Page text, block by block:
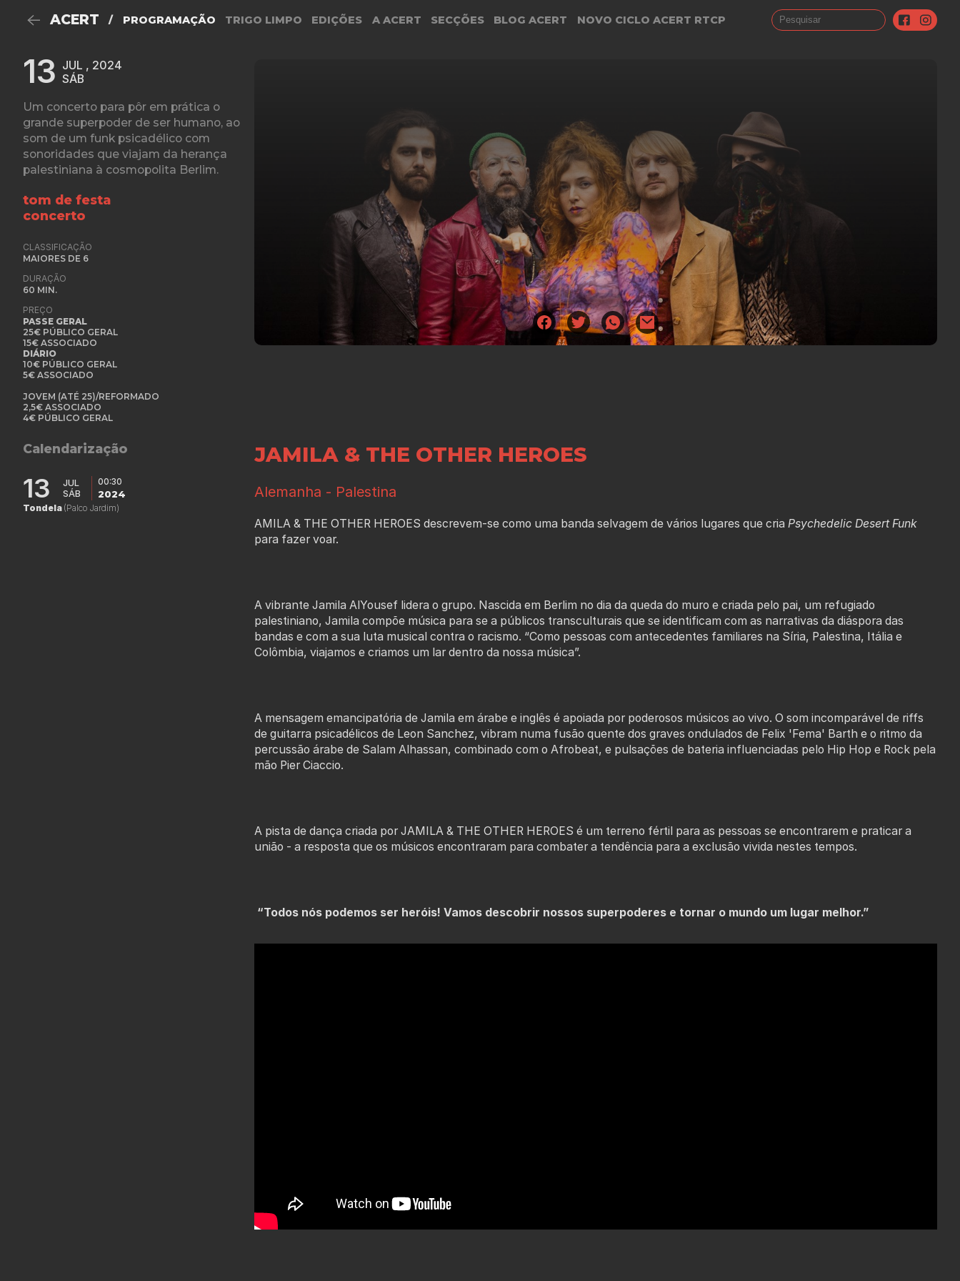
ACERT / PROGRAMAÇÃO TRIGO LIMPO EDIÇÕES A ACERT SECÇÕES BLOG ACERT NOVO CICLO ACERT RTCP
13 JUL , 2024
SÁB
Um concerto para pôr em prática o
grande superpoder de ser humano, ao
som de um funk psicadélico com
sonoridades que viajam da herança
palestiniana à cosmopolita Berlim.
tom de festa
concerto
CLASSIFICAÇÃO
MAIORES DE 6
DURAÇÃO
60 MIN.
PREÇO
PASSE GERAL
25€ PÚBLICO GERAL
15€ ASSOCIADO
DIÁRIO
10€ PÚBLICO GERAL
5€ ASSOCIADO
JOVEM (ATÉ 25)/REFORMADO
2,5€ ASSOCIADO
4€ PÚBLICO GERAL
Calendarização
13
JUL
SÁB
00:30
2024
Tondela (Palco Jardim)
JAMILA & THE OTHER HEROES
Alemanha - Palestina
AMILA & THE OTHER HEROES descrevem-se como uma banda selvagem de vários lugares que cria Psychedelic Desert Funk
para fazer voar.
A vibrante Jamila AlYousef lidera o grupo. Nascida em Berlim no dia da queda do muro e criada pelo pai, um refugiado
palestiniano, Jamila compõe música para se a públicos transculturais que se identificam com as narrativas da diáspora das
bandas e com a sua luta musical contra o racismo. “Como pessoas com antecedentes familiares na Síria, Palestina, Itália e
Colômbia, viajamos e criamos um lar dentro da nossa música”.
A mensagem emancipatória de Jamila em árabe e inglês é apoiada por poderosos músicos ao vivo. O som incomparável de riffs
de guitarra psicadélicos de Leon Sanchez, vibram numa fusão quente dos graves ondulados de Felix 'Fema' Barth e o ritmo da
percussão árabe de Salam Alhassan, combinado com o Afrobeat, e pulsações de bateria influenciadas pelo Hip Hop e Rock pela
mão Pier Ciaccio.
A pista de dança criada por JAMILA & THE OTHER HEROES é um terreno fértil para as pessoas se encontrarem e praticar a
união - a resposta que os músicos encontraram para combater a tendência para a exclusão vivida nestes tempos.
“Todos nós podemos ser heróis! Vamos descobrir nossos superpoderes e tornar o mundo um lugar melhor.”